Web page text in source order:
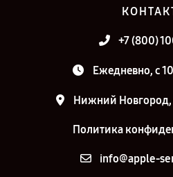
+7 (800)
Ежедневно, с
Нижний Новгород,
Политика
info@apple-